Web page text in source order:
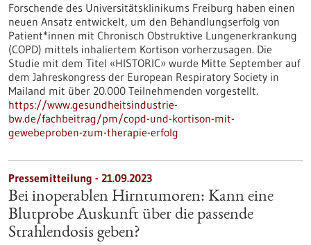
Forschende des Universitätsklinikums Freiburg haben einen
neuen Ansatz entwickelt, um den Behandlungserfolg von
Patient*innen mit Chronisch Obstruktive Lungenerkrankung
(COPD) mittels inhaliertem Kortison vorherzusagen. Die
Studie mit dem Titel «HISTORIC» wurde Mitte September auf
dem Jahreskongress der European Respiratory Society in
Mailand mit über 20.000 Teilnehmenden vorgestellt.
https://www.gesundheitsindustrie-
bw.de/fachbeitrag/pm/copd-und-kortison-mit-
gewebeproben-zum-therapie-erfolg
Pressemitteilung - 21.09.2023
Bei inoperablen Hirntumoren: Kann eine
Blutprobe Auskunft über die passende
Strahlendosis geben?